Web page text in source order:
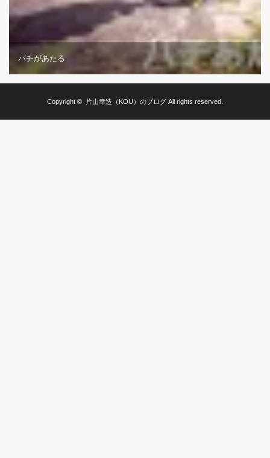
バチがあたる
Copyright © 片山幸造（KOU）のブログ All rights reserved.